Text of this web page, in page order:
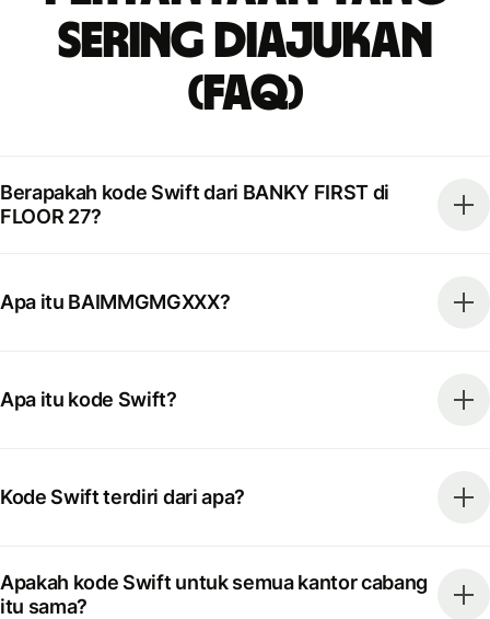
Sering Diajukan
(FAQ)
Berapakah kode Swift dari BANKY FIRST di
FLOOR 27?
Apa itu BAIMMGMGXXX?
Apa itu kode Swift?
Kode Swift terdiri dari apa?
Apakah kode Swift untuk semua kantor cabang
itu sama?